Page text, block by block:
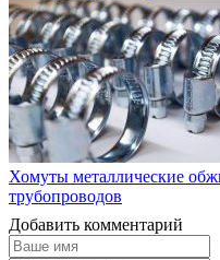
Хомуты металлические
трубопроводов
Добавить комментарий